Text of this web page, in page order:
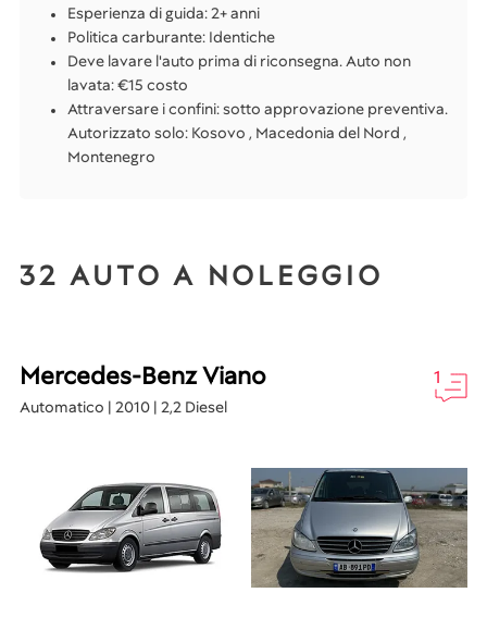
Esperienza di guida: 2+ anni
Politica carburante: Identiche
Deve lavare l'auto prima di riconsegna. Auto non
lavata: €15 costo
Attraversare i confini: sotto approvazione preventiva.
Autorizzato solo: Kosovo , Macedonia del Nord ,
Montenegro
32 AUTO A NOLEGGIO
Mercedes-Benz Viano
Automatico | 2010 | 2,2 Diesel
1